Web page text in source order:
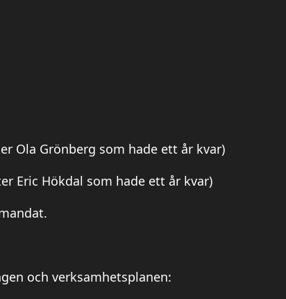
Ola Grönberg som hade ett år kvar)
Eric Hökdal som hade ett år kvar)
och verksamhetsplanen: